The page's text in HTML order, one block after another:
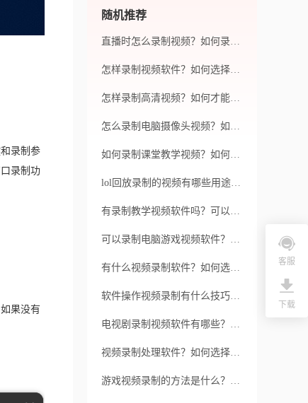
录制参
录制功
果没有
随机推荐
直播时怎么录制视频？如何录制直播视频？
怎样录制视频软件？如何选择录制视频软件？
怎样录制高清视频？如何才能录制高清视频？
怎么录制电脑摄像头视频？如何录制电脑摄像头视频？
如何录制课堂教学视频？如何简洁高效地录制课堂教学视频？
lol回放录制的视频有哪些用途？录制lol回放视频有什么技巧？
有录制教学视频软件吗？可以推荐吗？
可以录制电脑游戏视频软件？如何选择适合的录制软件？
有什么视频录制软件？如何选择视频录制软件？
软件操作视频录制有什么技巧？如何进行软件操作视频录制？
电视剧录制视频软件有哪些？录制视频软件如何选择？
视频录制处理软件？如何选择最适合的软件？
游戏视频录制的方法是什么？录制游戏视频有什么用途？
客服
下载